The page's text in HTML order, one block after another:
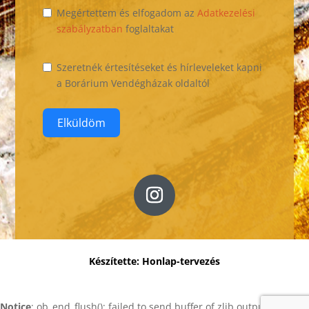
Megértettem és elfogadom azAdatkezelési
szabályzatban foglaltakat
Szeretnék értesítéseket és hírleveleket kapni
a Borárium Vendégházak oldaltól
Elküldöm
Készítette: Honlap-tervezés